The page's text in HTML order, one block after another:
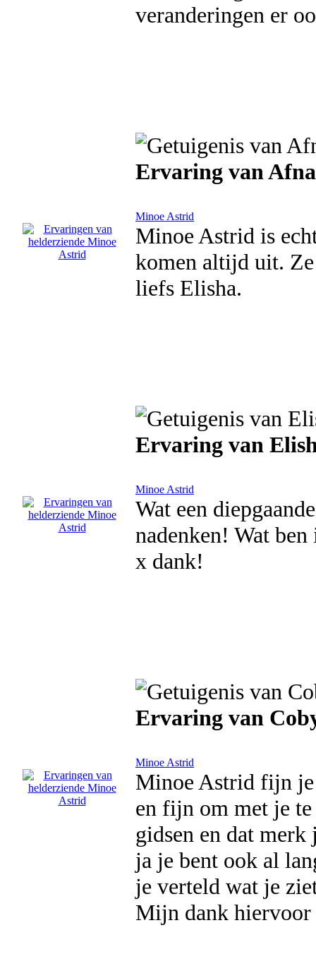
veranderingen er
Ervaring van
Minoe Astrid
Minoe Astrid is
komen altijd uit.
liefs Elisha.
Ervaring van
Minoe Astrid
Wat een
nadenken! Wat
x dank!
Ervaring van
Minoe Astrid
Minoe Astrid fijn je
en fijn om met je
gidsen en dat merk
ja je bent ook al
je verteld wat je
Mijn dank hiervoor